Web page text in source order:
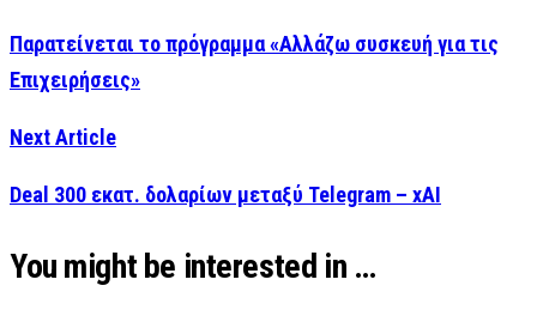
Παρατείνεται το πρόγραμμα «Αλλάζω συσκευή για τις
Επιχειρήσεις»
Next Article
Deal 300 εκατ. δολαρίων μεταξύ Telegram – xAI
You might be interested in …